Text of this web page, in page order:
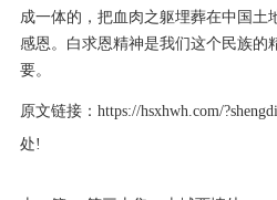
成一体的，把血肉之躯埋葬在中国土
感恩。白求恩精神是我们这个民族的
要。
原文链接： https://hsxhwh.com/
处!